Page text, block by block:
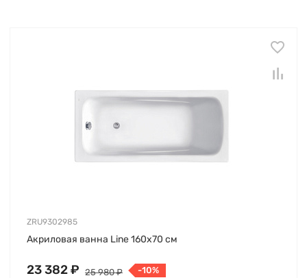
ZRU9302985
Акриловая ванна Line 160х70 см
23 382 ₽ 25 980 ₽ -10%